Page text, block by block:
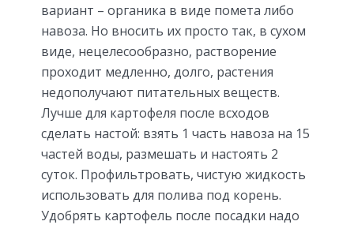
вариант – органика в виде помета либо
навоза. Но вносить их просто так, в сухом
виде, нецелесообразно, растворение
проходит медленно, долго, растения
недополучают питательных веществ.
Лучше для картофеля после всходов
сделать настой: взять 1 часть навоза на 15
частей воды, размешать и настоять 2
суток. Профильтровать, чистую жидкость
использовать для полива под корень.
Удобрять картофель после посадки надо